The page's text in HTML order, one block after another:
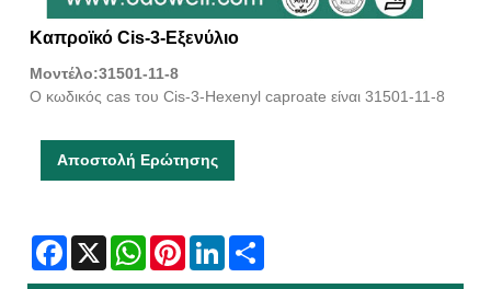
Καπροϊκό Cis-3-Εξενύλιο
Μοντέλο:31501-11-8
Ο κωδικός cas του Cis-3-Hexenyl caproate είναι 31501-11-8
Αποστολή Ερώτησης
Facebook
X WhatsAppPinterestLinkedIn